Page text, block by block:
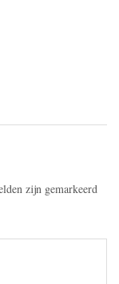
zijn gemarkeerd